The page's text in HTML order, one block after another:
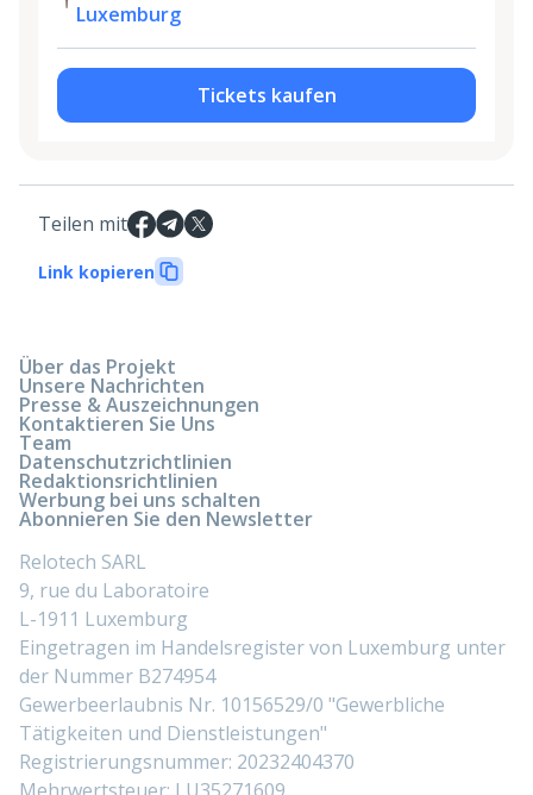
Luxemburg
Tickets kaufen
Teilen mit
Link kopieren
Über das Projekt
Unsere Nachrichten
Presse & Auszeichnungen
Kontaktieren Sie Uns
Team
Datenschutzrichtlinien
Redaktionsrichtlinien
Werbung bei uns schalten
Abonnieren Sie den Newsletter
Relotech SARL
9, rue du Laboratoire
L-1911 Luxemburg
Eingetragen im Handelsregister von Luxemburg unter
der Nummer B274954
Gewerbeerlaubnis Nr. 10156529/0 "Gewerbliche
Tätigkeiten und Dienstleistungen"
Registrierungsnummer: 20232404370